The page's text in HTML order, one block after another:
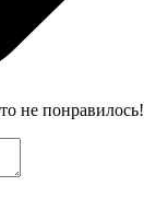
не понравилось!